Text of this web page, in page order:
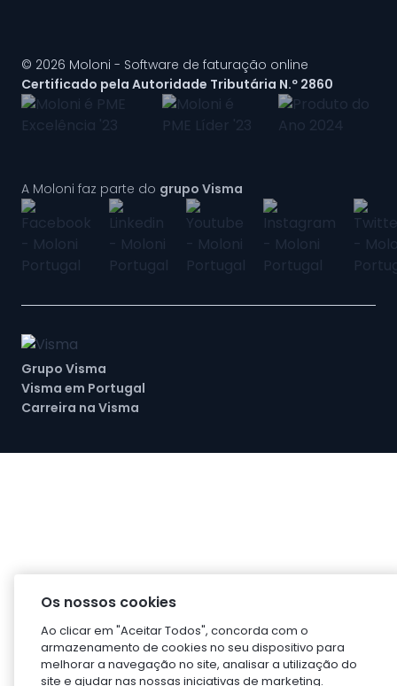
© 2026 Moloni - Software de faturação online
Certificado pela Autoridade Tributária N.º 2860
A Moloni faz parte do grupo Visma
Grupo Visma
Visma em Portugal
Carreira na Visma
Os nossos cookies
Ao clicar em "Aceitar Todos", concorda com o
armazenamento de cookies no seu dispositivo para
melhorar a navegação no site, analisar a utilização do
site e ajudar nas nossas iniciativas de marketing.